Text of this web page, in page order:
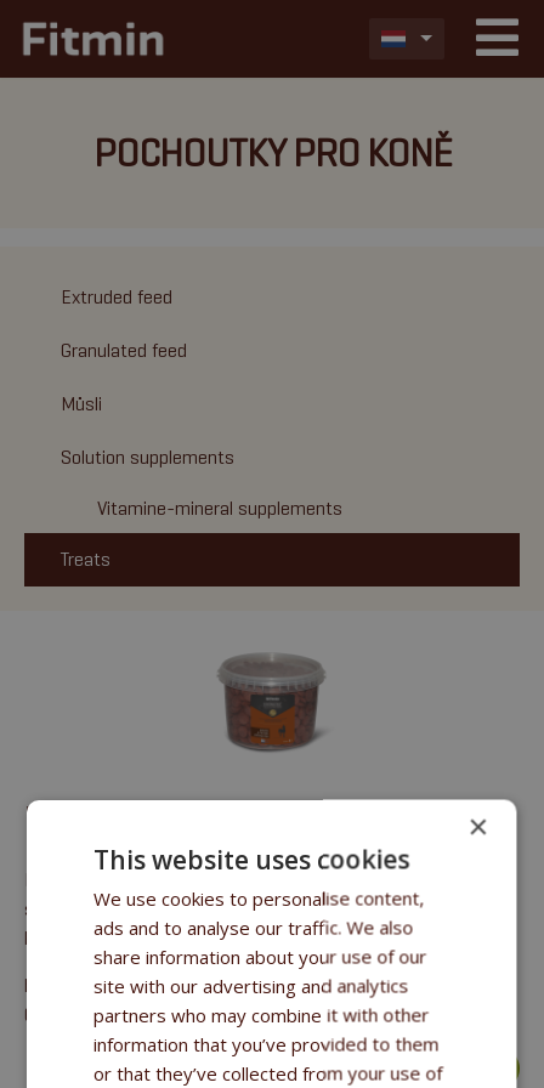
POCHOUTKY PRO KONĚ
Extruded feed
Granulated feed
Müsli
Solution supplements
Vitamine-mineral supplements
Treats
MEDOVÉ KROKETKY S VITAMÍNEM C
stravitelná a velmi chutná pochoutka pro všechny kategorie
koní.
hrubý protein 10 %, hrubé oleje a tuky 4,5 %, hrubá vláknina
6,1 % hrubý popel 2,5 %, sodík 0,02%.
více >
×
This website uses cookies
We use cookies to personalise content,
ads and to analyse our traffic. We also
share information about your use of our
site with our advertising and analytics
partners who may combine it with other
information that you’ve provided to them
or that they’ve collected from your use of